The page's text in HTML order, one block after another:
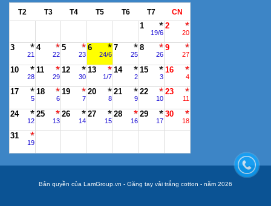
T2 T3 T4 T5 T6 T7 CN
1
19/6
2
20
3
21
4
22
5
23
6
24/6
7
25
8
26
9
27
10
28
11
29
12
30
13
1/7
14
2
15
3
16
4
17
5
18
6
19
7
20
8
21
9
22
10
23
11
24
12
25
13
26
14
27
15
28
16
29
17
30
18
31
19
Bản quyền của LamGroup.vn - Găng tay vải trắng cotton - năm 2026